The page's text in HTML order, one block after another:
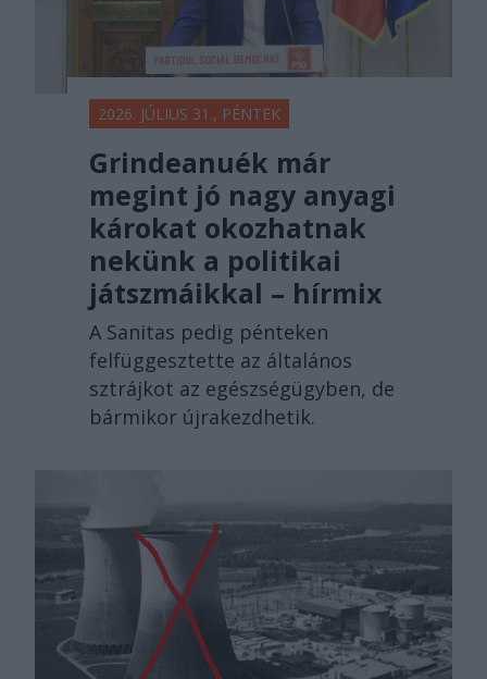
2026. JÚLIUS 31., PÉNTEK
Grindeanuék már
megint jó nagy anyagi
károkat okozhatnak
nekünk a politikai
játszmáikkal – hírmix
A Sanitas pedig pénteken
felfüggesztette az általános
sztrájkot az egészségügyben, de
bármikor újrakezdhetik.